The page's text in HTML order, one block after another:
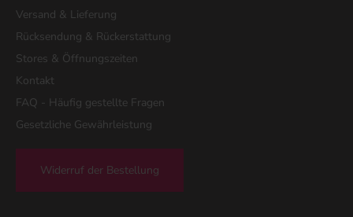
Versand & Lieferung
Rücksendung & Rückerstattung
Stores & Öffnungszeiten
Kontakt
FAQ - Häufig gestellte Fragen
Gesetzliche Gewährleistung
Widerruf der Bestellung